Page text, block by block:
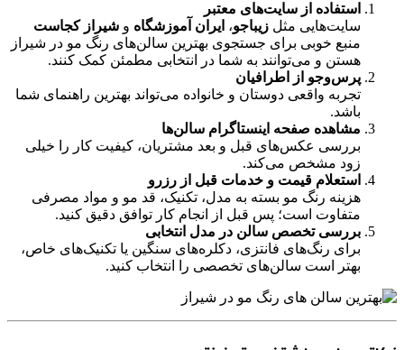
استفاده از سایت‌های معتبر
سایت‌هایی مثل زیباجو، ایران آموزشگاه و شیراز کجاست
منبع خوبی برای جستجوی بهترین سالن‌های رنگ مو در شیراز
هستن و می‌توانند به شما در انتخابی مطمئن کمک کنند.
پرس‌وجو از اطرافیان
تجربه واقعی دوستان و خانواده می‌تواند بهترین راهنمای شما
باشد.
مشاهده صفحه اینستاگرام سالن‌ها
بررسی عکس‌های قبل و بعد مشتریان، کیفیت کار را خیلی
زود مشخص می‌کند.
استعلام قیمت و خدمات قبل از رزرو
هزینه رنگ مو بسته به مدل، تکنیک، قد مو و مواد مصرفی
متفاوت است؛ پس قبل از انجام کار توافق دقیق کنید.
بررسی تخصص سالن در مدل انتخابی
برای رنگ‌های فانتزی، دکلره‌های سنگین یا تکنیک‌های خاص،
بهتر است سالن‌های تخصصی را انتخاب کنید.